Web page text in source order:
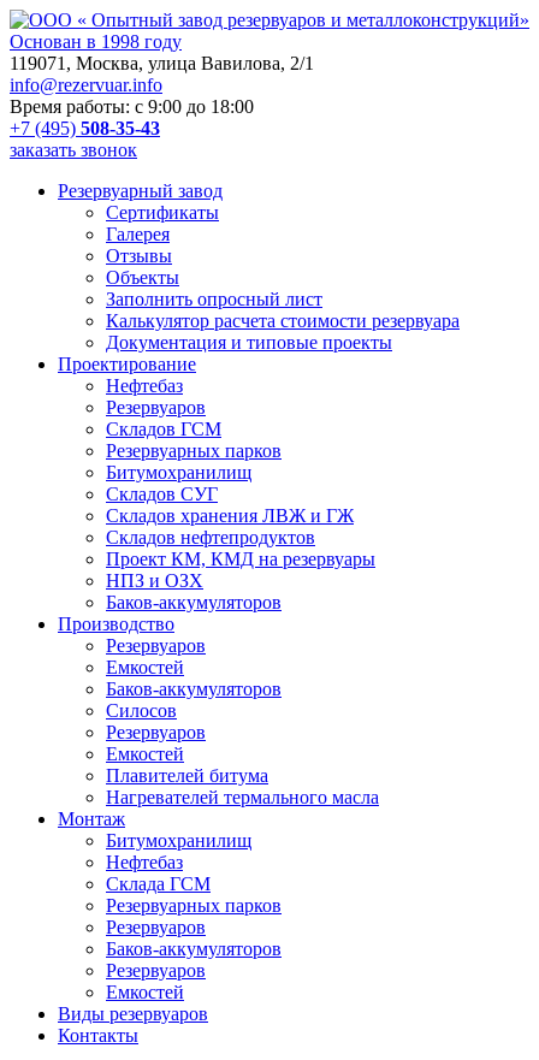
Основан в 1998 году
119071, Москва, улица Вавилова, 2/1
info@rezervuar.info
Время работы: с 9:00 до 18:00
+7 (495) 508-35-43
заказать звонок
Резервуарный завод
Cертификаты
Галерея
Отзывы
Объекты
Заполнить опросный лист
Калькулятор расчета стоимости резервуара
Документация и типовые проекты
Проектирование
Нефтебаз
Резервуаров
Складов ГСМ
Резервуарных парков
Битумохранилищ
Складов СУГ
Складов хранения ЛВЖ и ГЖ
Складов нефтепродуктов
Проект КМ, КМД на резервуары
НПЗ и ОЗХ
Баков-аккумуляторов
Производство
Резервуаров
Емкостей
Баков-аккумуляторов
Силосов
Резервуаров
Емкостей
Плавителей битума
Нагревателей термального масла
Монтаж
Битумохранилищ
Нефтебаз
Склада ГСМ
Резервуарных парков
Резервуаров
Баков-аккумуляторов
Резервуаров
Емкостей
Виды резервуаров
Контакты